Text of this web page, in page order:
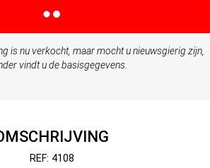
is nu verkocht, maar mocht u nieuwsgierig zijn,
vindt u de basisgegevens.
REF: 4108